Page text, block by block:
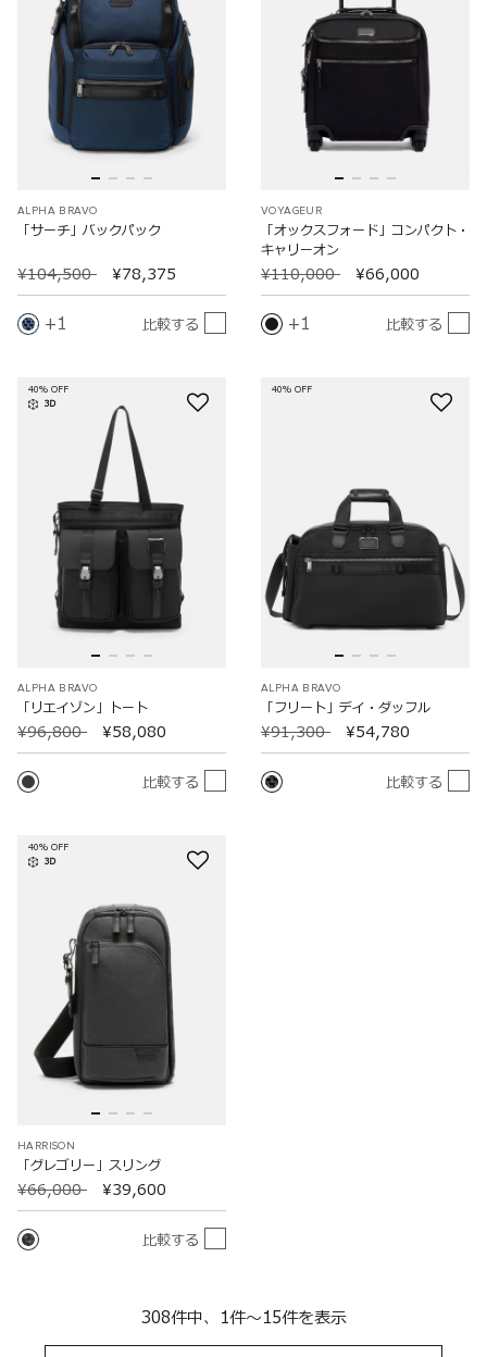
ALPHA BRAVO
「サーチ」バックパック
¥104,500 ¥78,375
1 比較する
VOYAGEUR
「オックスフォード」コンパクト・
キャリーオン
¥110,000 ¥66,000
1 比較する
40% OFF
3D
ALPHA BRAVO
「リエイゾン」トート
¥96,800 ¥58,080
比較する
40% OFF
ALPHA BRAVO
「フリート」デイ・ダッフル
¥91,300 ¥54,780
比較する
40% OFF
3D
HARRISON
「グレゴリー」スリング
¥66,000 ¥39,600
比較する
308件中、1件～15件を表示